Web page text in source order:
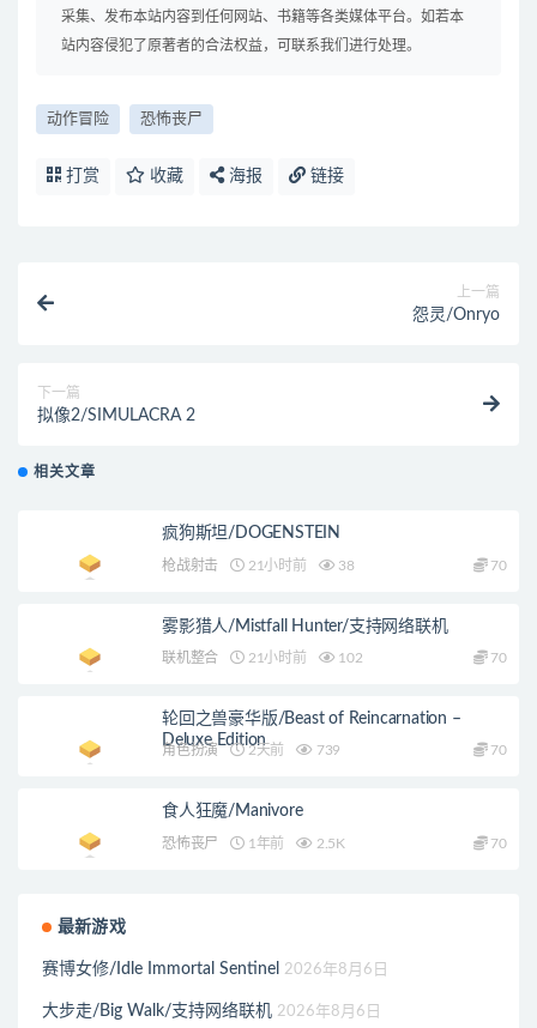
采集、发布本站内容到任何网站、书籍等各类媒体平台。如若本
站内容侵犯了原著者的合法权益，可联系我们进行处理。
动作冒险 恐怖丧尸
打赏 收藏 海报 链接
上一篇
怨灵/Onryo
下一篇
拟像2/SIMULACRA 2
相关文章
疯狗斯坦/DOGENSTEIN
枪战射击 21小时前 38 70
雾影猎人/Mistfall Hunter/支持网络联机
联机整合 21小时前 102 70
轮回之兽豪华版/Beast of Reincarnation –
Deluxe Edition
角色扮演 2天前 739 70
食人狂魔/Manivore
恐怖丧尸 1年前 2.5K 70
最新游戏
赛博女修/Idle Immortal Sentinel 2026年8月6日
大步走/Big Walk/支持网络联机 2026年8月6日